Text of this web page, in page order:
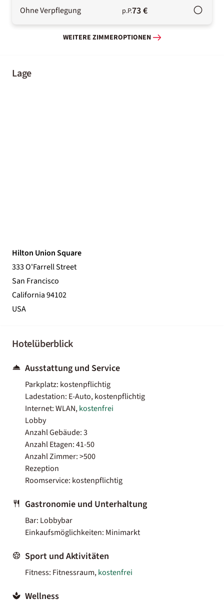
Ohne Verpflegung p.P.73 €
WEITERE ZIMMEROPTIONEN
Lage
Hilton Union Square
333 O'Farrell Street
San Francisco
California 94102
USA
Hotelüberblick
Ausstattung und Service
Parkplatz: kostenpflichtig
Ladestation: E-Auto, kostenpflichtig
Internet: WLAN,kostenfrei
Lobby
Anzahl Gebäude: 3
Anzahl Etagen: 41-50
Anzahl Zimmer: >500
Rezeption
Roomservice: kostenpflichtig
Gastronomie und Unterhaltung
Bar: Lobbybar
Einkaufsmöglichkeiten: Minimarkt
Sport und Aktivitäten
Fitness: Fitnessraum,kostenfrei
Wellness